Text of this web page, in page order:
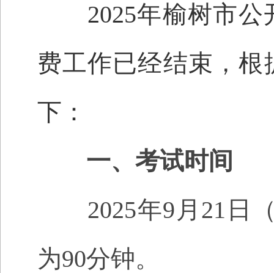
2025年榆树市公
费工作已经结束，
下：
一、 考试时间
2025年9月21日（
为90分钟。